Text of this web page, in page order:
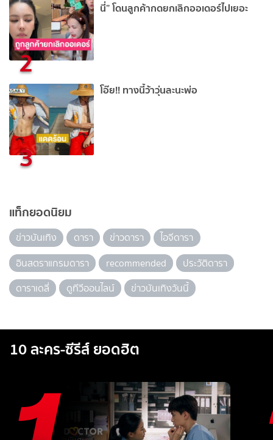
2
นี่” โดนลูกค้ากดยกเลิกออเดอร์ไปเยอะ
3
โอ๊ย!! ทางนี้ว้าวุ่นละนะพ่อ
แท็กยอดนิยม
ข่าวบันเทิง ดารา ข่าวดารา
ไอจีดารา
อินสตราแกรมดารา
recommended
ประวัติดารา
ดาราเดลี่
ดูทีวีออนไลน์ ข่าวบันเทิงวันนี้
10 ละคร-ซีรีส์ ยอดฮิต